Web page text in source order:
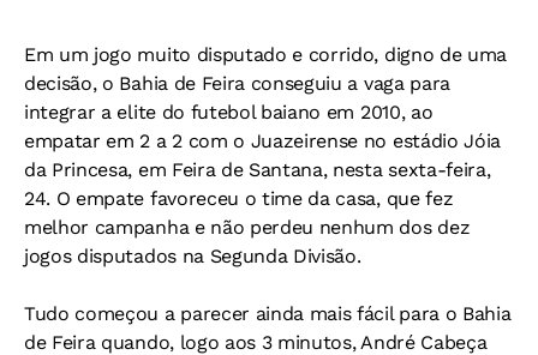
Em um jogo muito disputado e corrido, digno de uma
decisão, o Bahia de Feira conseguiu a vaga para
integrar a elite do futebol baiano em 2010, ao
empatar em 2 a 2 com o Juazeirense no estádio Jóia
da Princesa, em Feira de Santana, nesta sexta-feira,
24. O empate favoreceu o time da casa, que fez
melhor campanha e não perdeu nenhum dos dez
jogos disputados na Segunda Divisão.
Tudo começou a parecer ainda mais fácil para o Bahia
de Feira quando, logo aos 3 minutos, André Cabeça